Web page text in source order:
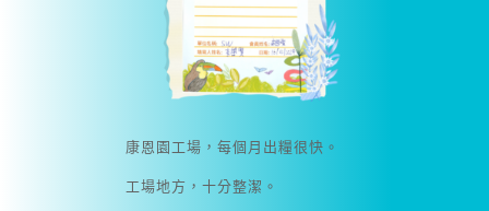
康恩園工場，每個月出糧很快。
工場地方，十分整潔。